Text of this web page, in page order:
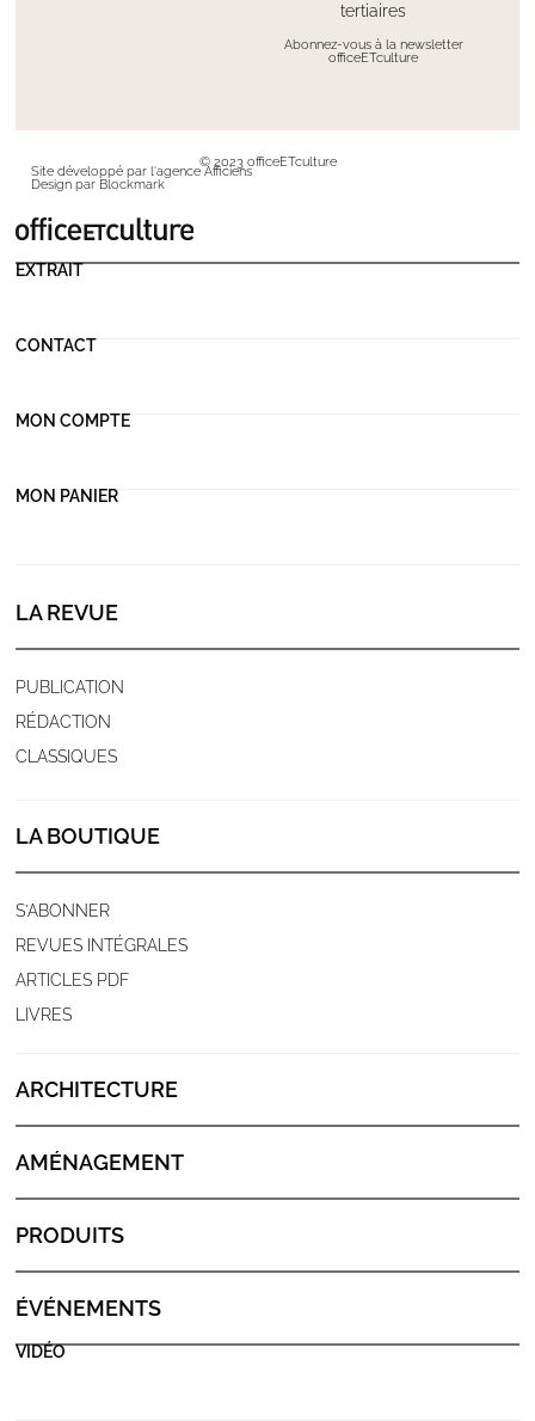
tertiaires
Abonnez-vous à la newsletter
officeETculture
© 2023 officeETculture
Site développé par l'agence Afficiens
Design par Blockmark
EXTRAIT
CONTACT
MON COMPTE
MON PANIER
LA REVUE
PUBLICATION
RÉDACTION
CLASSIQUES
LA BOUTIQUE
S'ABONNER
REVUES INTÉGRALES
ARTICLES PDF
LIVRES
ARCHITECTURE
AMÉNAGEMENT
PRODUITS
ÉVÉNEMENTS
VIDÉO